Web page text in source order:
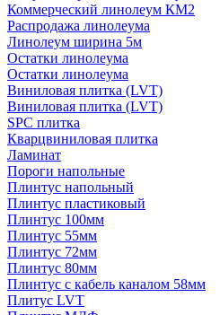
Коммерческий линолеум КМ2
Распродажа линолеума
Линолеум ширина 5м
Остатки линолеума
Остатки линолеума
Виниловая плитка (LVT)
Виниловая плитка (LVT)
SPC плитка
Кварцвиниловая плитка
Ламинат
Пороги напольные
Плинтус напольный
Плинтус пластиковый
Плинтус 100мм
Плинтус 55мм
Плинтус 72мм
Плинтус 80мм
Плинтус с кабель каналом 58мм
Плитус LVT